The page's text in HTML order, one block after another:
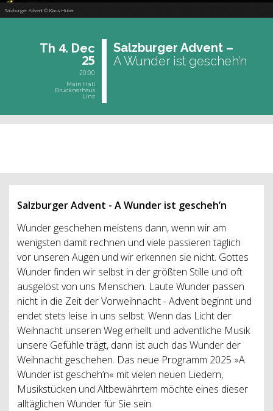
Salzburger Advent © Klaus Huber
Th 4. Dec
25
20:00
Main Hall
Brucknerhaus
Linz
Salz­bur­ger Ad­vent –
A Wunder ist gescheh’n
Salzburger Advent - A Wunder ist gescheh’n
Wunder geschehen meistens dann, wenn wir am
wenigsten damit rechnen und viele passieren täglich
vor unseren Augen und wir erkennen sie nicht. Gottes
Wunder finden wir selbst in der größten Stille und oft
ausgelöst von uns Menschen. Laute Wunder passen
nicht in die Zeit der Vorweihnacht - Advent beginnt und
endet stets leise in uns selbst. Wenn das Licht der
Weihnacht unseren Weg erhellt und adventliche Musik
unsere Gefühle trägt, dann ist auch das Wunder der
Weihnacht geschehen. Das neue Programm 2025 »A
Wunder ist gescheh‘n« mit vielen neuen Liedern,
Musikstücken und Altbewährtem möchte eines dieser
alltäglichen Wunder für Sie sein.